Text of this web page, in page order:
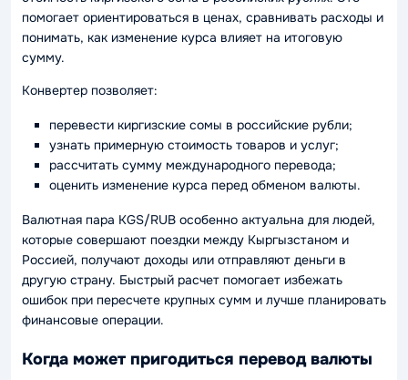
помогает ориентироваться в ценах, сравнивать расходы и
понимать, как изменение курса влияет на итоговую
сумму.
Конвертер позволяет:
перевести киргизские сомы в российские рубли;
узнать примерную стоимость товаров и услуг;
рассчитать сумму международного перевода;
оценить изменение курса перед обменом валюты.
Валютная пара KGS/RUB особенно актуальна для людей,
которые совершают поездки между Кыргызстаном и
Россией, получают доходы или отправляют деньги в
другую страну. Быстрый расчет помогает избежать
ошибок при пересчете крупных сумм и лучше планировать
финансовые операции.
Когда может пригодиться перевод валюты